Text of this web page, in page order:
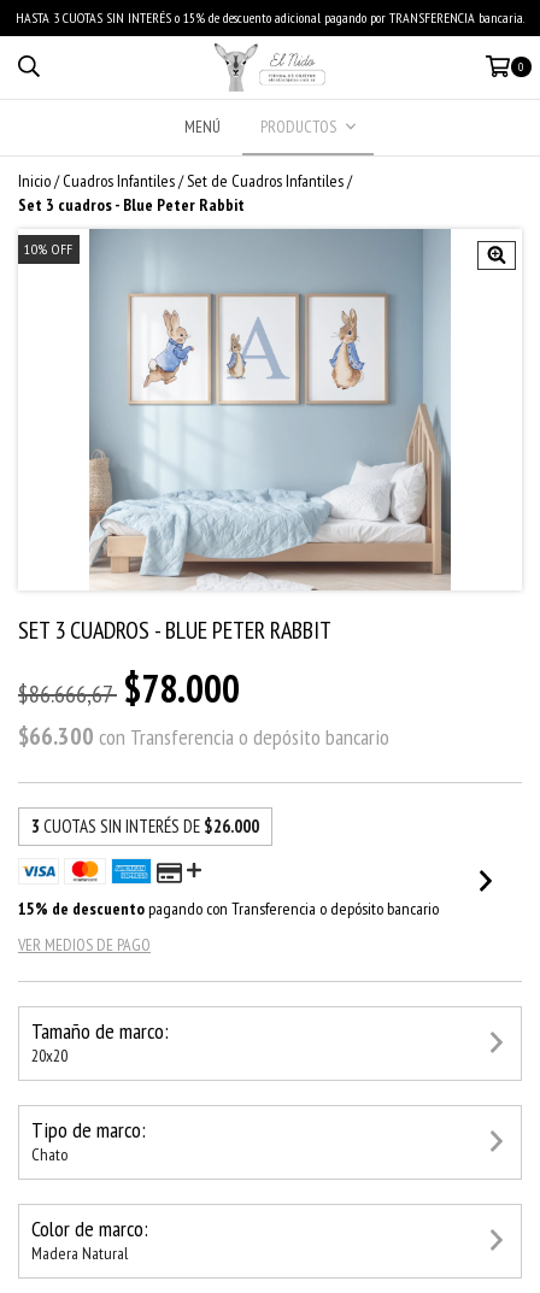
HASTA 3 CUOTAS SIN INTERÉS o 15% de descuento adicional pagando por TRANSFERENCIA bancaria.
0
MENÚ PRODUCTOS
Inicio/ Cuadros Infantiles/Set de Cuadros Infantiles/
Set 3 cuadros - Blue Peter Rabbit
10% OFF
SET 3 CUADROS - BLUE PETER RABBIT
$86.666,67 $78.000
$66.300 con Transferencia o depósito bancario
3 CUOTAS SIN INTERÉS DE $26.000
15% de descuentopagando con Transferencia o depósito bancario
VER MEDIOS DE PAGO
Tamaño de marco:
20x20
Tipo de marco:
Chato
Color de marco:
Madera Natural